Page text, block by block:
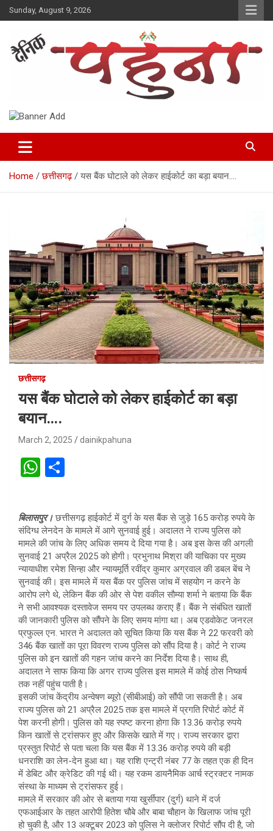
Skip
to
Sunday, August 9, 2026
Dainik Pahuna
Home छत्तीसगढ़ यस बैंक घोटाले को लेकर हाईकोर्ट का बड़ा बयान….
छत्तीसगढ़
यस बैंक घोटाले को लेकर हाईकोर्ट का बड़ा
बयान….
March 2, 2025 dainikpahuna
W
s
A
p
p
e
बिलासपुर। छत्तीसगढ़ हाईकोर्ट में दुर्ग के यस बैंक से जुड़े 165 करोड़ रुपये के
संदिग्ध लेनदेन के मामले में आगे सुनवाई हुई। अदालत ने राज्य पुलिस को
मामले की जांच के लिए अधिक समय दे दिया गया है। अब इस केस की अगली
सुनवाई 21 अप्रैल 2025 को होगी। प्रभुनाथ मिश्रा की याचिका पर मुख्य
न्यायाधीश रमेश सिन्हा और न्यायमूर्ति रवींद्र कुमार अग्रवाल की डबल बेंच ने
सुनवाई की। इस मामले में यस बैंक पर पुलिस जांच में सहयोग न करने के
आरोप लगे थे, लेकिन बैंक की ओर से पेश वकील सौम्या शर्मा ने बताया कि बैंक
ने सभी आवश्यक दस्तावेज समय पर उपलब्ध कराए हैं। बैंक ने संबंधित खातों
की जानकारी पुलिस को सौंपने के लिए समय मांगा था। अब एडवोकेट जनरल
प्रफुल्ल एन. भारत ने अदालत को सूचित किया कि यस बैंक ने 22 फरवरी को
346 बैंक खातों का पूरा विवरण राज्य पुलिस को सौंप दिया है। कोर्ट ने राज्य
पुलिस को इन खातों की गहन जांच करने का निर्देश दिया है। साथ ही,
अदालत ने साफ किया कि अगर राज्य पुलिस इस मामले में कोई ठोस निष्कर्ष
तक नहीं पहुंच पाती है।
इसकी जांच केंद्रीय अन्वेषण ब्यूरो (सीबीआई) को सौंपी जा सकती है। अब
राज्य पुलिस को 21 अप्रैल 2025 तक इस मामले में प्रगति रिपोर्ट कोर्ट में
पेश करनी होगी। पुलिस को यह स्पष्ट करना होगा कि 13.36 करोड़ रुपये
किन खातों से ट्रांसफर हुए और किसके खाते में गए। राज्य सरकार द्वारा
प्रस्तुत रिपोर्ट से पता चला कि यस बैंक में 13.36 करोड़ रुपये की बड़ी
धनराशि का लेन-देन हुआ था। यह राशि एन्ट्री नंबर 77 के तहत एक ही दिन
में डेबिट और क्रेडिट की गई थी। यह रकम डायनैमिक आर्च स्ट्रक्टर नामक
संस्था के माध्यम से ट्रांसफर हुई।
मामले में सरकार की ओर से बताया गया खुर्सीपार (दुर्ग) थाने में दर्ज
एफआईआर के तहत आरोपी हितेश चौबे और बाबा चौहान के खिलाफ जांच पूरी
हो चुकी है, और 13 अक्टूबर 2023 को पुलिस ने क्लोजर रिपोर्ट सौंप दी है, जो